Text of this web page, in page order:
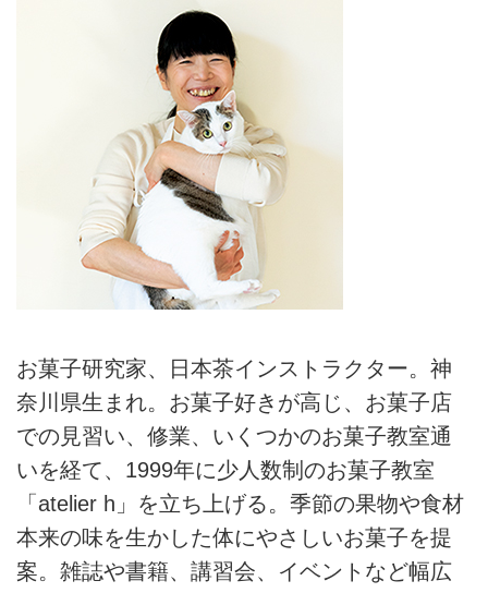
お菓子研究家、日本茶インストラクター。神
奈川県生まれ。お菓子好きが高じ、お菓子店
での見習い、修業、いくつかのお菓子教室通
いを経て、1999年に少人数制のお菓子教室
「atelier h」を立ち上げる。季節の果物や食材
本来の味を生かした体にやさしいお菓子を提
案。雑誌や書籍、講習会、イベントなど幅広